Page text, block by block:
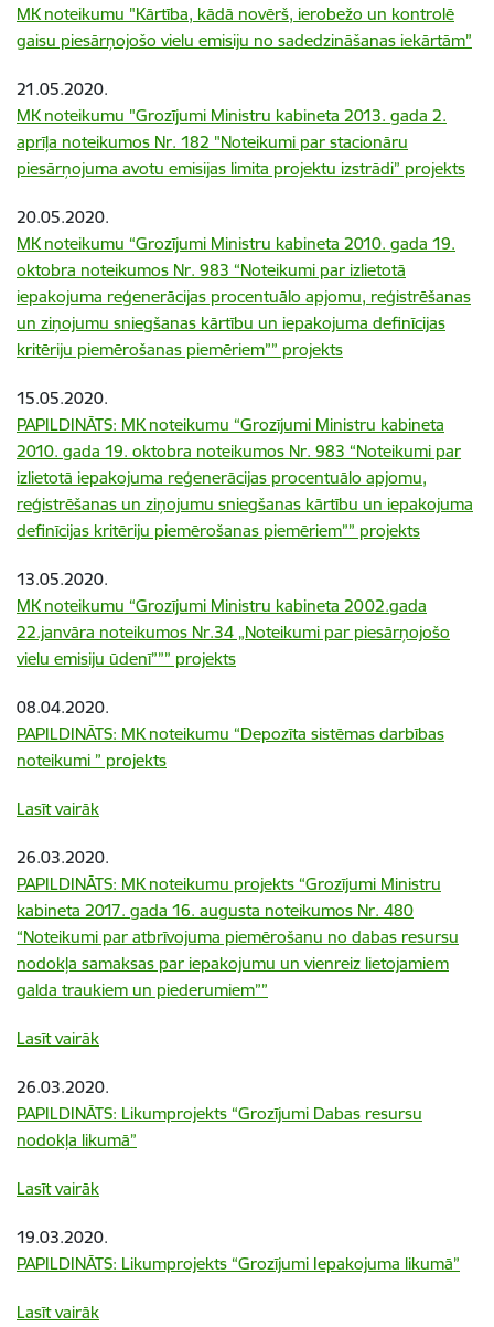
MK noteikumu "Kārtība, kādā novērš, ierobežo un kontrolē
gaisu piesārņojošo vielu emisiju no sadedzināšanas iekārtām”
21.05.2020.
MK noteikumu "Grozījumi Ministru kabineta 2013. gada 2.
aprīļa noteikumos Nr. 182 "Noteikumi par stacionāru
piesārņojuma avotu emisijas limita projektu izstrādi” projekts
20.05.2020.
MK noteikumu “Grozījumi Ministru kabineta 2010. gada 19.
oktobra noteikumos Nr. 983 “Noteikumi par izlietotā
iepakojuma reģenerācijas procentuālo apjomu, reģistrēšanas
un ziņojumu sniegšanas kārtību un iepakojuma definīcijas
kritēriju piemērošanas piemēriem”” projekts
15.05.2020.
PAPILDINĀTS: MK noteikumu “Grozījumi Ministru kabineta
2010. gada 19. oktobra noteikumos Nr. 983 “Noteikumi par
izlietotā iepakojuma reģenerācijas procentuālo apjomu,
reģistrēšanas un ziņojumu sniegšanas kārtību un iepakojuma
definīcijas kritēriju piemērošanas piemēriem”” projekts
13.05.2020.
MK noteikumu “Grozījumi Ministru kabineta 2002.gada
22.janvāra noteikumos Nr.34 „Noteikumi par piesārņojošo
vielu emisiju ūdenī””” projekts
08.04.2020.
PAPILDINĀTS: MK noteikumu “Depozīta sistēmas darbības
noteikumi ” projekts
Lasīt vairāk
26.03.2020.
PAPILDINĀTS: MK noteikumu projekts “Grozījumi Ministru
kabineta 2017. gada 16. augusta noteikumos Nr. 480
“Noteikumi par atbrīvojuma piemērošanu no dabas resursu
nodokļa samaksas par iepakojumu un vienreiz lietojamiem
galda traukiem un piederumiem””
Lasīt vairāk
26.03.2020.
PAPILDINĀTS: Likumprojekts “Grozījumi Dabas resursu
nodokļa likumā”
Lasīt vairāk
19.03.2020.
PAPILDINĀTS: Likumprojekts “Grozījumi Iepakojuma likumā”
Lasīt vairāk